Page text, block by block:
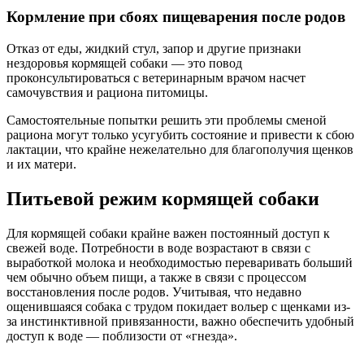
Кормление при сбоях пищеварения после родов
Отказ от еды, жидкий стул, запор и другие признаки
нездоровья кормящей собаки — это повод
проконсультироваться с ветеринарным врачом насчет
самочувствия и рациона питомицы.
Самостоятельные попытки решить эти проблемы сменой
рациона могут только усугубить состояние и привести к сбою
лактации, что крайне нежелательно для благополучия щенков
и их матери.
Питьевой режим кормящей собаки
Для кормящей собаки крайне важен постоянный доступ к
свежей воде. Потребности в воде возрастают в связи с
выработкой молока и необходимостью переваривать больший
чем обычно объем пищи, а также в связи с процессом
восстановления после родов. Учитывая, что недавно
ощенившаяся собака с трудом покидает вольер с щенками из-
за инстинктивной привязанности, важно обеспечить удобный
доступ к воде — поблизости от «гнезда».